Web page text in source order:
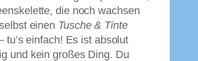
die noch wachsen
einen Tusche & Tinte
einfach! Es ist absolut
und kein großes Ding. Du